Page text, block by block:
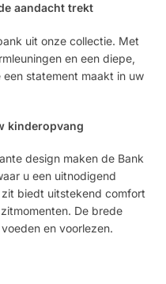
aandacht trekt
uit onze collectie. Met
en een diepe,
statement maakt in uw
kinderopvang
design maken de Bank
u een uitnodigend
biedt uitstekend comfort
De brede
en voorlezen.